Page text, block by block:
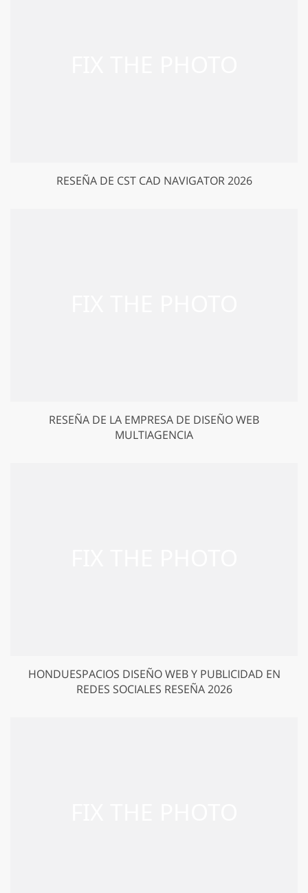
RESEÑA DE CST CAD NAVIGATOR 2026
RESEÑA DE LA EMPRESA DE DISEÑO WEB
MULTIAGENCIA
HONDUESPACIOS DISEÑO WEB Y PUBLICIDAD EN
REDES SOCIALES RESEÑA 2026